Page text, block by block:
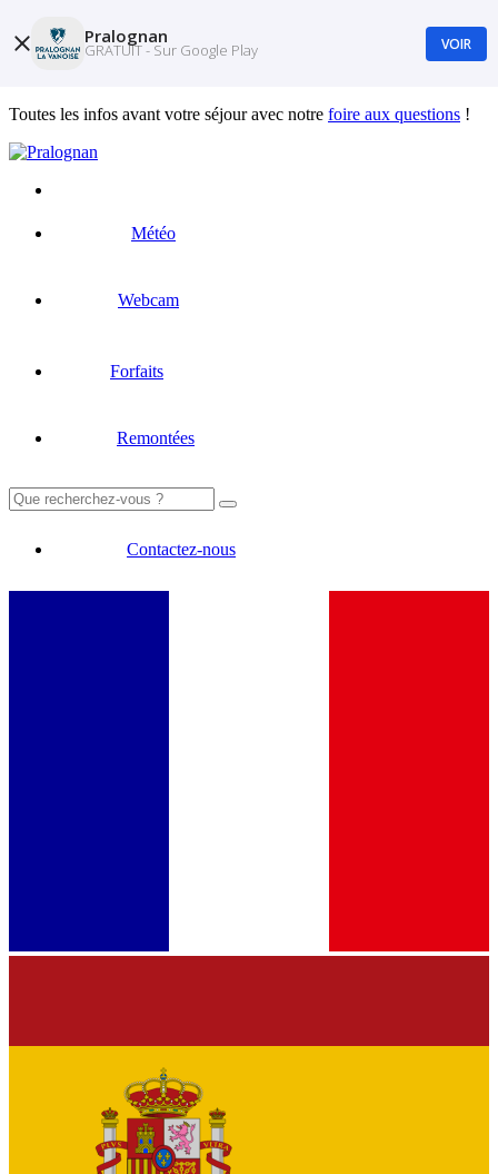
Toutes les infos avant votre séjour avec notre foire aux questions !
Météo
Webcam
Forfaits
Remontées
Rechercher :
Contactez-nous
Pralognan
GRATUIT - Sur Google Play VOIR